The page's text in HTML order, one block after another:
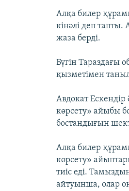
Алқа билер
кінәлі деп
жаза берді.
Бүгін Тараздағы
қызметімен
Авдокат
көрсету» айыбы
бостандығын
Алқа билер
көрсету»
тиіс еді.
айтуынша, олар